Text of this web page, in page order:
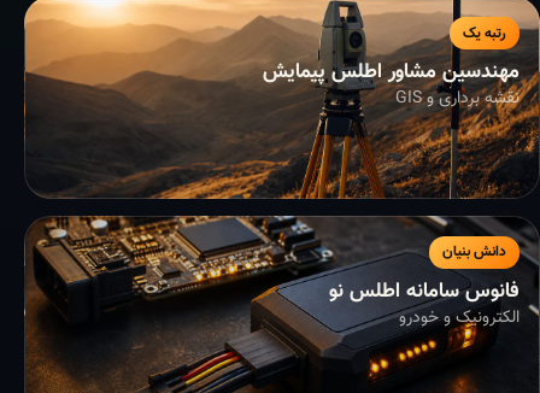
رتبه یک
مهندسین مشاور اطلس پیمایش
نقشه برداری و GIS
دانش بنیان
فانوس سامانه اطلس نو
الکترونیک و خودرو